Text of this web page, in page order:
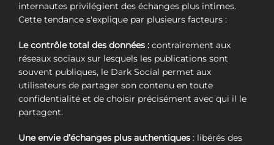
internautes privilégient des échanges plus intimes.
Cette tendance s'explique par plusieurs facteurs :
Le contrôle total des données : contrairement aux
réseaux sociaux sur lesquels les publications sont
souvent publiques, le Dark Social permet aux
utilisateurs de partager son contenu en toute
confidentialité et de choisir précisément avec qui il le
partagent.
Une envie d’échanges plus authentiques : libérés des